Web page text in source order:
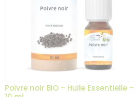
Poivre noir BIO – Huile Essentielle –